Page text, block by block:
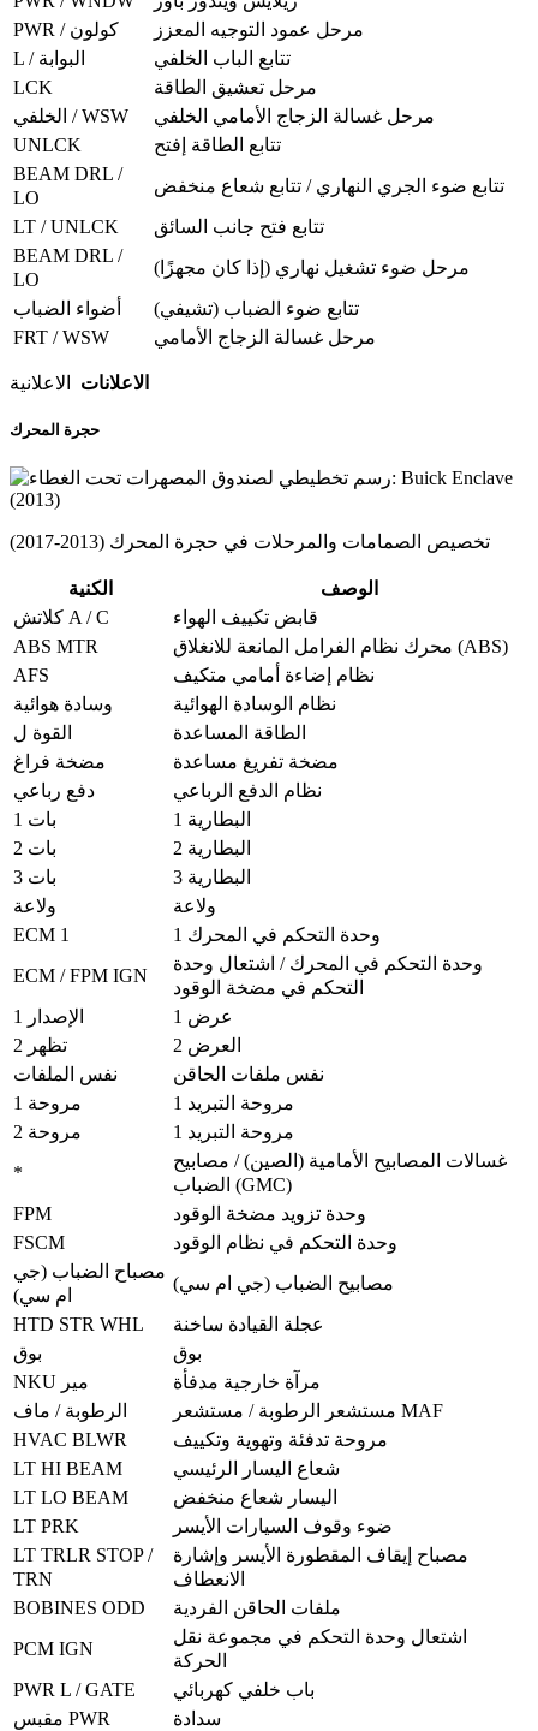
PWR / كولون
مرحل عمود التوجيه المعزز
L / البوابة
تتابع الباب الخلفي
LCK
مرحل تعشيق الطاقة
الخلفي / WSW
مرحل غسالة الزجاج الأمامي الخلفي
UNLCK
تتابع الطاقة إفتح
BEAM DRL /
LO
تتابع ضوء الجري النهاري / تتابع شعاع منخفض
LT / UNLCK
تتابع فتح جانب السائق
BEAM DRL /
LO
مرحل ضوء تشغيل نهاري (إذا كان مجهزًا)
أضواء الضباب
تتابع ضوء الضباب (تشيفي)
FRT / WSW
مرحل غسالة الزجاج الأمامي
الاعلانات الاعلانية
حجرة المحرك
تخصيص الصمامات والمرحلات في حجرة المحرك (2013-2017)
الكنية
الوصف
كلاتش A / C
قابض تكييف الهواء
ABS MTR
محرك نظام الفرامل المانعة للانغلاق (ABS)
AFS
نظام إضاءة أمامي متكيف
وسادة هوائية
نظام الوسادة الهوائية
القوة ل
الطاقة المساعدة
مضخة فراغ
مضخة تفريغ مساعدة
دفع رباعي
نظام الدفع الرباعي
بات 1
البطارية 1
بات 2
البطارية 2
بات 3
البطارية 3
ولاعة
ولاعة
ECM 1
وحدة التحكم في المحرك 1
ECM / FPM IGN
وحدة التحكم في المحرك / اشتعال وحدة
التحكم في مضخة الوقود
الإصدار 1
عرض 1
تظهر 2
العرض 2
نفس الملفات
نفس ملفات الحاقن
مروحة 1
مروحة التبريد 1
مروحة 2
مروحة التبريد 1
*
غسالات المصابيح الأمامية (الصين) / مصابيح
الضباب (GMC)
FPM
وحدة تزويد مضخة الوقود
FSCM
وحدة التحكم في نظام الوقود
مصباح الضباب (جي
ام سي)
مصابيح الضباب (جي ام سي)
HTD STR WHL
عجلة القيادة ساخنة
بوق
بوق
NKU مير
مرآة خارجية مدفأة
الرطوبة / ماف
مستشعر الرطوبة / مستشعر MAF
HVAC BLWR
مروحة تدفئة وتهوية وتكييف
LT HI BEAM
شعاع اليسار الرئيسي
LT LO BEAM
اليسار شعاع منخفض
LT PRK
ضوء وقوف السيارات الأيسر
LT TRLR STOP /
TRN
مصباح إيقاف المقطورة الأيسر وإشارة
الانعطاف
BOBINES ODD
ملفات الحاقن الفردية
PCM IGN
اشتعال وحدة التحكم في مجموعة نقل
الحركة
PWR L / GATE
باب خلفي كهربائي
مقبس PWR
سدادة